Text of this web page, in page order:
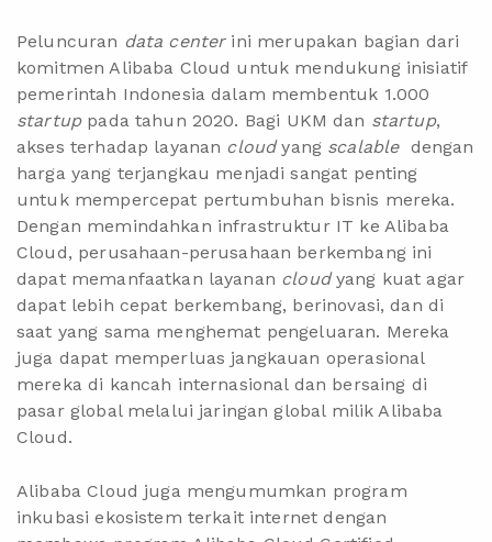
Peluncuran data centerini merupakan bagian dari
komitmen Alibaba Cloud untuk mendukung inisiatif
pemerintah Indonesia dalam membentuk 1.000
startuppada tahun 2020. Bagi UKM dan startup,
akses terhadap layanan cloudyang scalabledengan
harga yang terjangkau menjadi sangat penting
untuk mempercepat pertumbuhan bisnis mereka.
Dengan memindahkan infrastruktur IT ke Alibaba
Cloud, perusahaan-perusahaan berkembang ini
dapat memanfaatkan layanan cloudyang kuat agar
dapat lebih cepat berkembang, berinovasi, dan di
saat yang sama menghemat pengeluaran. Mereka
juga dapat memperluas jangkauan operasional
mereka di kancah internasional dan bersaing di
pasar global melalui jaringan global milik Alibaba
Cloud.
Alibaba Cloud juga mengumumkan program
inkubasi ekosistem terkait internet dengan